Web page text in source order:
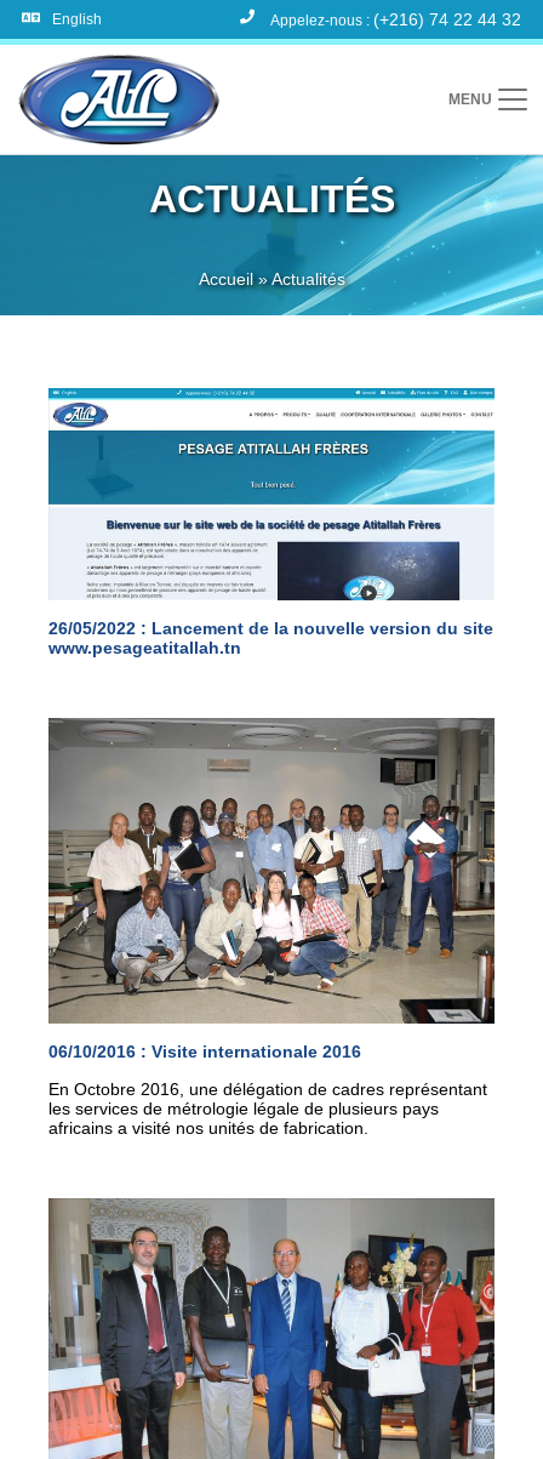
ACTUALITÉS
Accueil»Actualités
English Appelez-nous : (+216) 74 22 44 32
MENU
26/05/2022 : Lancement de la nouvelle version du site
www.pesageatitallah.tn
06/10/2016 : Visite internationale 2016
En Octobre 2016, une délégation de cadres représentant
les services de métrologie légale de plusieurs pays
africains a visité nos unités de fabrication.